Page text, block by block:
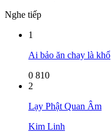
Nghe tiếp
1
Ai bảo ăn chay là khổ
0 810
2
Lạy Phật Quan Âm
Kim Linh